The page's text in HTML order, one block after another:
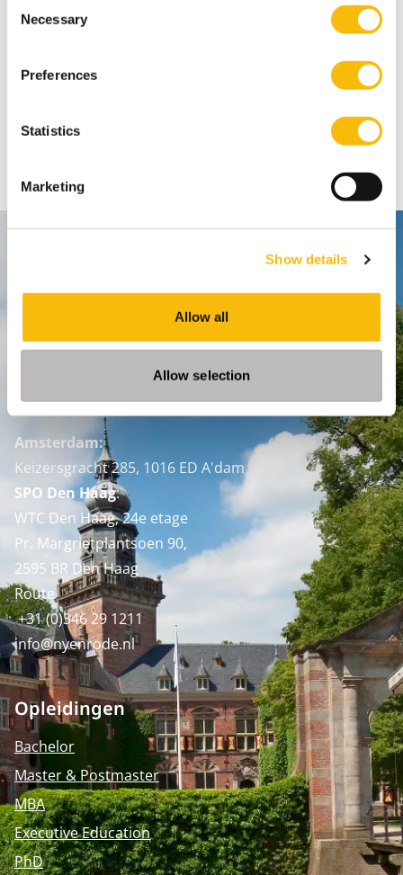
Selection
Necessary
Preferences
Statistics
Marketing
Show details
Allow all
Allow selection
Nyenrode Business Universiteit
Breukelen:
Straatweg 25, 3621 BG Breukelen
Amsterdam:
Keizersgracht 285, 1016 ED A'dam
SPO Den Haag:
WTC Den Haag, 24e etage
Pr. Margrietplantsoen 90,
2595 BR Den Haag
Route
+31 (0)346 29 1211
info@nyenrode.nl
Opleidingen
Bachelor
Master & Postmaster
MBA
Executive Education
PhD